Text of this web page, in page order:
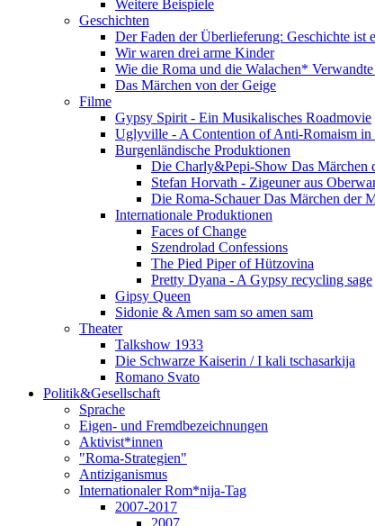
Weitere Beispiele
Geschichten
Der Faden der Überlieferung: Geschichte ist
Wir waren drei arme Kinder
Wie die Roma und die Walachen*
Das Märchen von der Geige
Filme
Gypsy Spirit - Ein Musikalisches Roadmovie
Uglyville - A Contention of Anti-Romaism in
Burgenländische Produktionen
Die Charly&Pepi-Show Das Märchen
Stefan Horvath - Zigeuner aus
Die Roma-Schauer Das Märchen der
Internationale Produktionen
Faces of Change
Szendrolad Confessions
The Pied Piper of Hützovina
Pretty Dyana - A Gypsy recycling sage
Gipsy Queen
Sidonie & Amen sam so amen sam
Theater
Talkshow 1933
Die Schwarze Kaiserin / I kali tschasarkija
Romano Svato
Politik&Gesellschaft
Sprache
Eigen- und Fremdbezeichnungen
Aktivist*innen
"Roma-Strategien"
Antiziganismus
Internationaler Rom*nija-Tag
2007-2017
2007